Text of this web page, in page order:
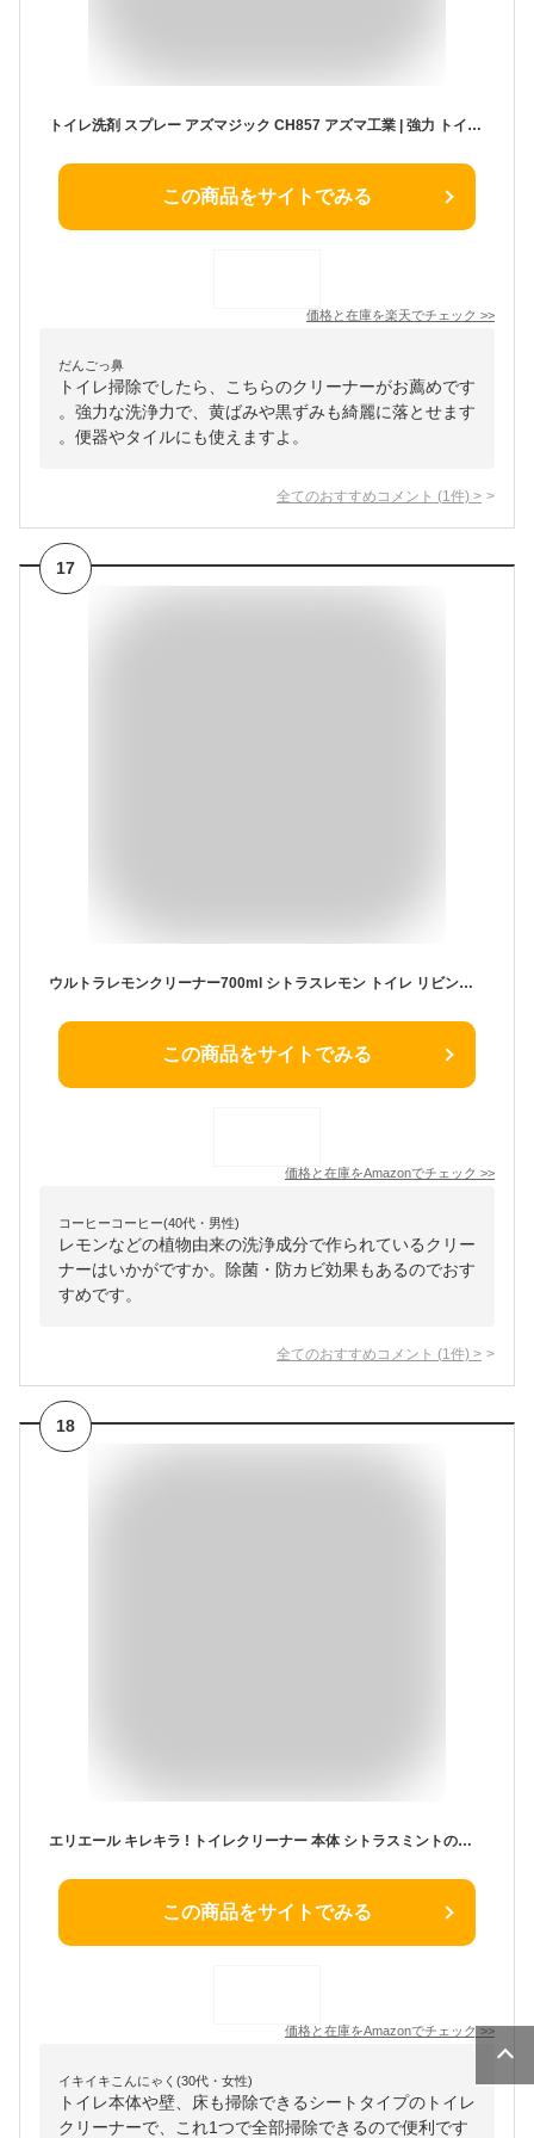
トイレ洗剤 スプレー アズマジック CH857 アズマ工業 | 強力 トイレ用洗剤 トイレクリーナー トイレ 洗剤 クリーナー 黄ばみ 黒ズミ 黒ずみ 便器 タイル トイレ掃除 トイレ用 汚れ 汚れ落とし 掃除洗剤 掃除 お掃除 掃除道具 家庭用 トイレ掃除用品 トイレタオル 便利グッズ
この商品をサイトでみる
価格と在庫を楽天でチェック >>
だんごっ鼻
トイレ掃除でしたら、こちらのクリーナーがお薦めです
。強力な洗浄力で、黄ばみや黒ずみも綺麗に落とせます
。便器やタイルにも使えますよ。
全てのおすすめコメント (1 件) >
17
ウルトラレモンクリーナー700ml シトラスレモン トイレ リビング キッチン 掃除 強力洗剤
この商品をサイトでみる
価格と在庫をAmazonでチェック >>
コーヒーコーヒー(40代・男性)
レモンなどの植物由来の洗浄成分で作られているクリー
ナーはいかがですか。除菌・防カビ効果もあるのでおす
すめです。
全てのおすすめコメント (1 件) >
18
エリエール キレキラ ! トイレクリーナー 本体 シトラスミントの香り 10枚 1枚で徹底おそうじシート
この商品をサイトでみる
価格と在庫をAmazonでチェック >>
イキイキこんにゃく(30代・女性)
トイレ本体や壁、床も掃除できるシートタイプのトイレ
クリーナーで、これ1つで全部掃除できるので便利です